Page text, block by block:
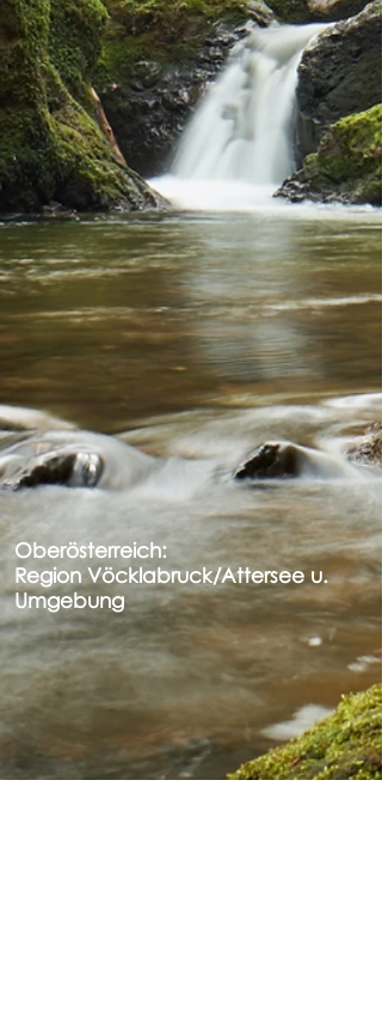
Oberösterreich:
Region Vöcklabruck/Attersee u.
Umgebung